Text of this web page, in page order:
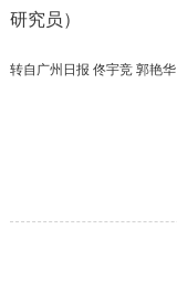
研究员）
转自 广州日报 佟宇竞 郭艳华